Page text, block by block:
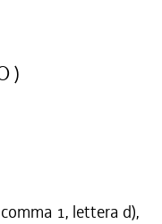
)
1, lettera d),